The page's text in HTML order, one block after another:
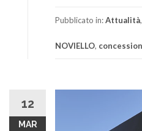
Pubblicato in:Attualità,
NOVIELLO,
12
MAR